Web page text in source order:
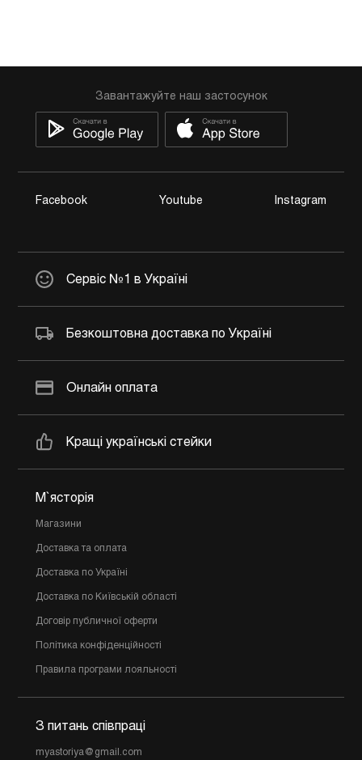
Завантажуйте наш застосунок
Facebook Youtube Instagram
Сервіс №1 в Україні
Безкоштовна доставка по Україні
Онлайн оплата
Кращі українські стейки
М`ясторія
Магазини
Доставка та оплата
Доставка по Україні
Доставка по Київській області
Договір публичної оферти
Політика конфіденційності
Правила програми лояльності
З питань співпраці
myastoriya@gmail.com